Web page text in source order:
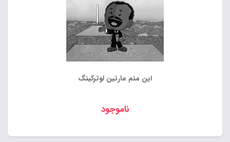
این منم مارتین لوترکینگ
ناموجود